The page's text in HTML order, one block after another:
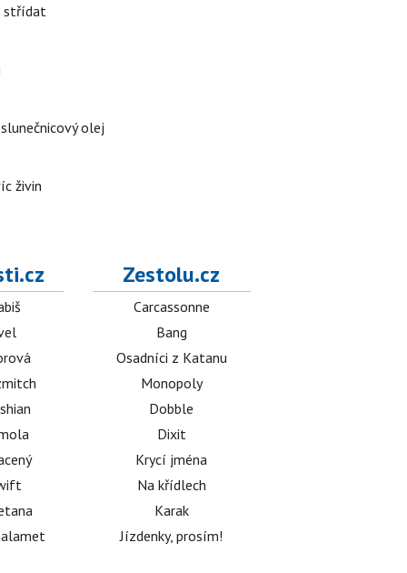
střídat
olej
živin
Zestolu.cz
Carcassonne
Bang
Osadníci z Katanu
Monopoly
Dobble
Dixit
Krycí jména
Na křídlech
Karak
Jízdenky, prosím!